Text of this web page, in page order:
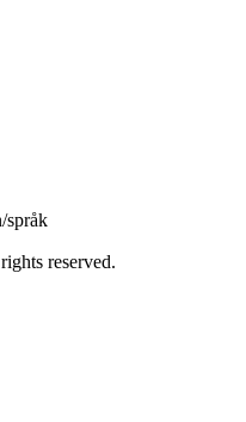
språk
reserved.